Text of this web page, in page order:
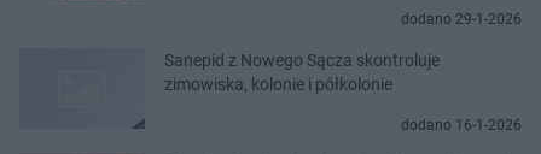
dodano 29-1-2026
Sanepid z Nowego Sącza skontroluje
zimowiska, kolonie i półkolonie
dodano 16-1-2026